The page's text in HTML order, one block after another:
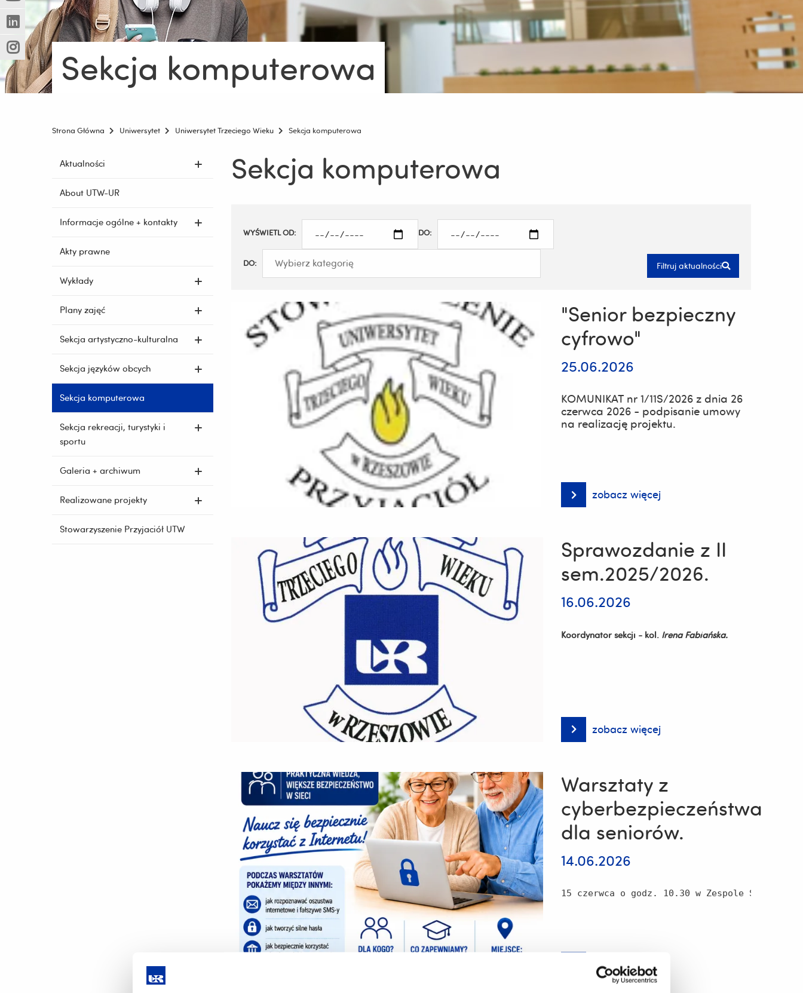
innej
strony)
okno)
do
innej
strony)
(Nowe
okno)
(Link
do
innej
strony)
(Nowe
okno)
(Link
do
innej
strony)
Sekcja komputerowa
Strona Główna Uniwersytet Uniwersytet Trzeciego Wieku Sekcja komputerowa
Pomiń
i
treści
Aktualności
About UTW-UR
Informacje ogólne + kontakty
Akty prawne
Wykłady
Plany zajęć
Sekcja artystyczno-kulturalna
Sekcja języków obcych
Sekcja komputerowa
Sekcja rekreacji, turystyki i
sportu
Galeria + archiwum
Realizowane projekty
Stowarzyszenie Przyjaciół UTW
Sekcja komputerowa
wyniki
WYŚWIETL OD: DO:
DO: Filtruj aktualności
"Senior bezpieczny
cyfrowo"
25.06.2026
KOMUNIKAT nr 1/11S/2026 z dnia 26
czerwca 2026 - podpisanie umowy
na realizację projektu.
zobacz więcej
"Senior
bezpieczny
Sprawozdanie z II
sem.2025/2026.
16.06.2026
Koordynator sekcji - kol. Irena Fabiańska.
zobacz więcej
Sprawozdanie
z
Warsztaty z
cyberbezpieczeństwa
dla seniorów.
14.06.2026
15 czerwca o godz. 10.30 w Zespole Szkół
zobacz więcej
Warsztaty